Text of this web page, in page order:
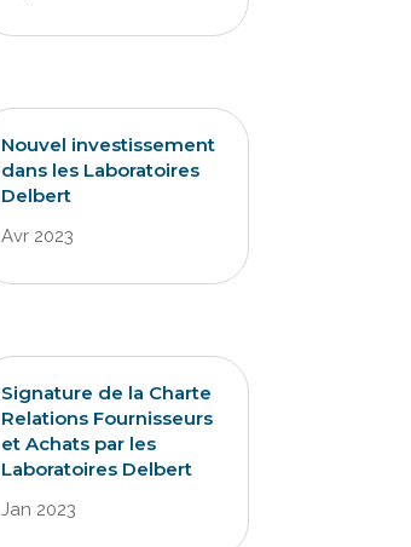
Nouvel investissement
dans les Laboratoires
Delbert
Avr 2023
Signature de la Charte
Relations Fournisseurs
et Achats par les
Laboratoires Delbert
Jan 2023